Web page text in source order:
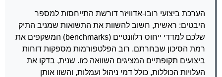
הערכת ביצועי רובו-אדוויזר דורשת התייחסות למספר
היבטים: ראשית, חשוב להשוות את התשואות שמניב התיק
שלכם למדדי ייחוס רלוונטיים (benchmarks) המשקפים את
רמת הסיכון שבחרתם. רוב הפלטפורמות מספקות דוחות
ביצועים תקופתיים המציגים השוואה כזו. שנית, בדקו את
העלויות הכוללות, כולל דמי ניהול ועמלות, והשוו אותן